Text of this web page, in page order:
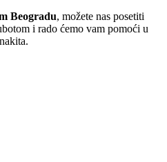
Beogradu, možete nas posetiti
i rado ćemo vam pomoći u